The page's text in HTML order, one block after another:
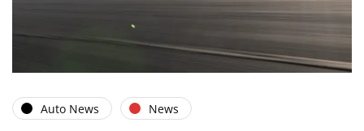
Auto News News